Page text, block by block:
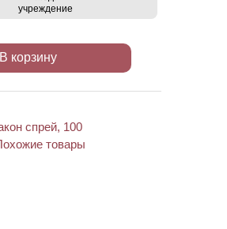
учреждение
В корзину